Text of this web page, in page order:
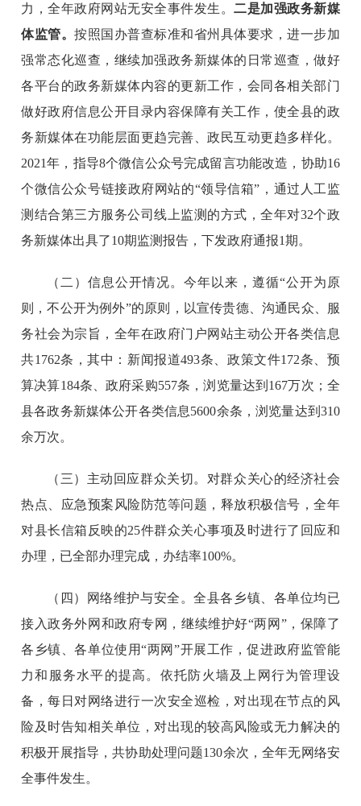
力，全年政府网站无安全事件发生。二是加强政务新媒
体监管。按照国办普查标准和省州具体要求，进一步加
强常态化巡查，继续加强政务新媒体的日常巡查，做好
各平台的政务新媒体内容的更新工作，会同各相关部门
做好政府信息公开目录内容保障有关工作，使全县的政
务新媒体在功能层面更趋完善、政民互动更趋多样化。
2021年，指导8个微信公众号完成留言功能改造，协助16
个微信公众号链接政府网站的“领导信箱”，通过人工监
测结合第三方服务公司线上监测的方式，全年对32个政
务新媒体出具了10期监测报告，下发政府通报1期。
（二）信息公开情况。今年以来，遵循“公开为原
则，不公开为例外”的原则，以宣传贵德、沟通民众、服
务社会为宗旨，全年在政府门户网站主动公开各类信息
共1762条，其中：新闻报道493条、政策文件172条、预
算决算184条、政府采购557条，浏览量达到167万次；全
县各政务新媒体公开各类信息5600余条，浏览量达到310
余万次。
（三）主动回应群众关切。对群众关心的经济社会
热点、应急预案风险防范等问题，释放积极信号，全年
对县长信箱反映的25件群众关心事项及时进行了回应和
办理，已全部办理完成，办结率100%。
（四）网络维护与安全。全县各乡镇、各单位均已
接入政务外网和政府专网，继续维护好“两网”，保障了
各乡镇、各单位使用“两网”开展工作，促进政府监管能
力和服务水平的提高。依托防火墙及上网行为管理设
备，每日对网络进行一次安全巡检，对出现在节点的风
险及时告知相关单位，对出现的较高风险或无力解决的
积极开展指导，共协助处理问题130余次，全年无网络安
全事件发生。